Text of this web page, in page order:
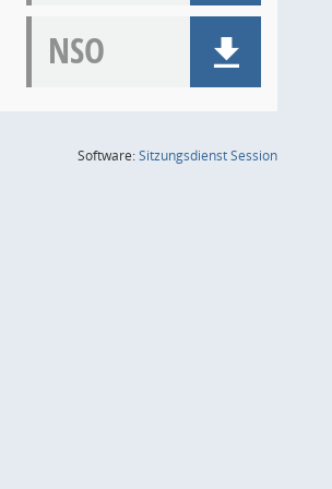
NSO
Software:SitzungsdienstSession(Wird in